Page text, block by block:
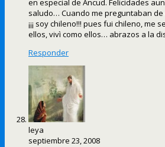
en especial de Ancud. Felicidades
saludo… Cuando me preguntaban
¡¡¡ soy chileno!!! pues fui chileno, me
ellos, vivì como ellos… abrazos a la
Responder
leya
septiembre 23, 2008